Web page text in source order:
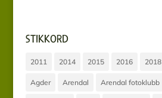
STIKKORD
2011 2014 2015 2016 2018
Agder Arendal Arendal fotoklubb